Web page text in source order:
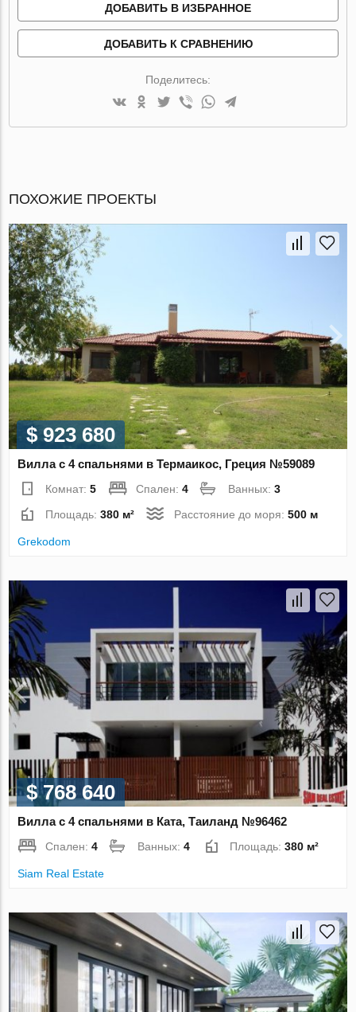
ДОБАВИТЬ В ИЗБРАННОЕ
ДОБАВИТЬ К СРАВНЕНИЮ
Поделитесь:
ПОХОЖИЕ ПРОЕКТЫ
$ 923 680
Вилла с 4 спальнями в Термаикос, Греция №59089
Комнат:5 Спален:4 Ванных:3
Площадь:380 м² Расстояние до моря:500 м
Grekodom
$ 768 640
Вилла с 4 спальнями в Ката, Таиланд №96462
Спален:4 Ванных:4 Площадь:380 м²
Siam Real Estate